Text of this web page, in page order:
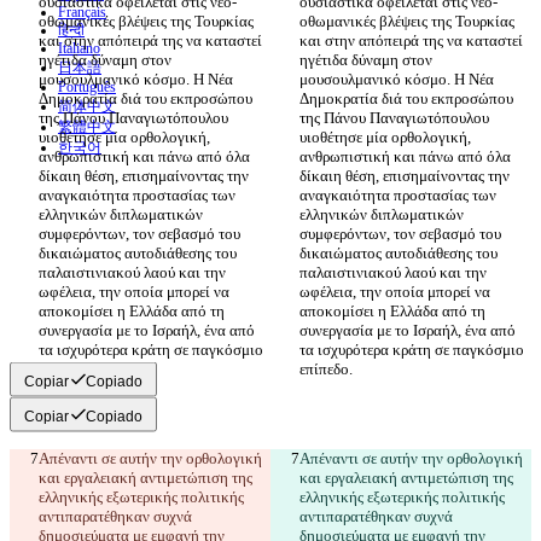
οθωμανικές βλέψεις της Τουρκίας
και στην απόπειρά της να καταστεί
ηγέτιδα δύναμη στον
μουσουλμανικό κόσμο. Η Νέα
Δημοκρατία διά του εκπροσώπου
της Πάνου Παναγιωτόπουλου
υιοθέτησε μία ορθολογική,
ανθρωπιστική και πάνω από όλα
δίκαιη θέση, επισημαίνοντας την
αναγκαιότητα προστασίας των
ελληνικών διπλωματικών
συμφερόντων, τον σεβασμό του
δικαιώματος αυτοδιάθεσης του
παλαιστινιακού λαού και την
ωφέλεια, την οποία μπορεί να
αποκομίσει η Ελλάδα από τη
συνεργασία με το Ισραήλ, ένα από
τα ισχυρότερα κράτη σε παγκόσμιο
οθωμανικές βλέψεις της Τουρκίας
και στην απόπειρά της να καταστεί
ηγέτιδα δύναμη στον
μουσουλμανικό κόσμο. Η Νέα
Δημοκρατία διά του εκπροσώπου
της Πάνου Παναγιωτόπουλου
υιοθέτησε μία ορθολογική,
ανθρωπιστική και πάνω από όλα
δίκαιη θέση, επισημαίνοντας την
αναγκαιότητα προστασίας των
ελληνικών διπλωματικών
συμφερόντων, τον σεβασμό του
δικαιώματος αυτοδιάθεσης του
παλαιστινιακού λαού και την
ωφέλεια, την οποία μπορεί να
αποκομίσει η Ελλάδα από τη
συνεργασία με το Ισραήλ, ένα από
τα ισχυρότερα κράτη σε παγκόσμιο
Copiar Copiado
Copiar Copiado
Απέναντι σε αυτήν την ορθολογική
και εργαλειακή αντιμετώπιση της
ελληνικής εξωτερικής πολιτικής
αντιπαρατέθηκαν συχνά
δημοσιεύματα με εμφανή την
Απέναντι σε αυτήν την ορθολογική
και εργαλειακή αντιμετώπιση της
ελληνικής εξωτερικής πολιτικής
αντιπαρατέθηκαν συχνά
δημοσιεύματα με εμφανή την
Français
हिन्दी
Italiano
日本語
Português
简体中文
繁體中文
한국어